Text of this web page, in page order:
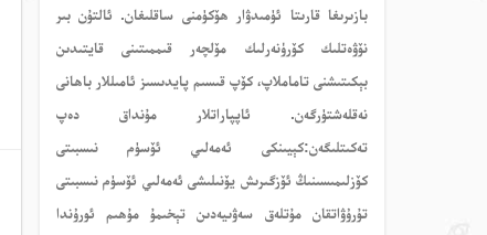
بازىرىغا قارىتا ئۈمىدۋار ھۆكۈمنى ساقلىغان. ئالتۇن بىر
نۆۋەتلىك كۆرۈنەرلىك مۆلچەر قىممىتىنى قايتىدىن
بېكىتىشنى تاماملاپ، كۆپ قىسىم پايدىسىز ئامىللار باھانى
نەقلەشتۈرگەن. ئاپپاراتلار مۇنداق دەپ
تەكىتلىگەن:كېيىنكى ئەمەلىي ئۆسۈم نىسبىتى
كۆزلىمىسىنىڭ ئۆزگىرىش يۆنىلىشى ئەمەلىي ئۆسۈم نىسبىتى
تۇرۇۋاتقان مۇتلەق سەۋىيەدىن تېخىمۇ مۇھىم ئورۇندا